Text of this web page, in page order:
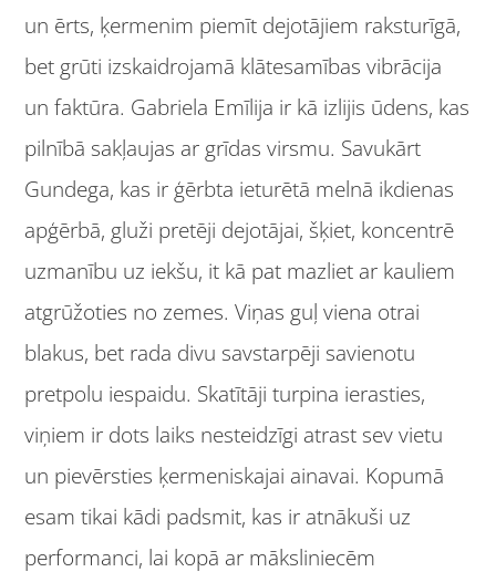
un ērts, ķermenim piemīt dejotājiem raksturīgā,
bet grūti izskaidrojamā klātesamības vibrācija
un faktūra. Gabriela Emīlija ir kā izlijis ūdens, kas
pilnībā sakļaujas ar grīdas virsmu. Savukārt
Gundega, kas ir ģērbta ieturētā melnā ikdienas
apģērbā, gluži pretēji dejotājai, šķiet, koncentrē
uzmanību uz iekšu, it kā pat mazliet ar kauliem
atgrūžoties no zemes. Viņas guļ viena otrai
blakus, bet rada divu savstarpēji savienotu
pretpolu iespaidu. Skatītāji turpina ierasties,
viņiem ir dots laiks nesteidzīgi atrast sev vietu
un pievērsties ķermeniskajai ainavai. Kopumā
esam tikai kādi padsmit, kas ir atnākuši uz
performanci, lai kopā ar māksliniecēm